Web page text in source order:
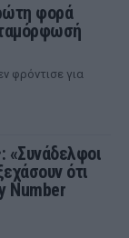
φορά
φρόντισε για
«Συνάδελφοι
ότι
Number